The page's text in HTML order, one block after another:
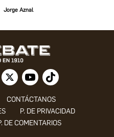
Jorge Aznal
CONTÁCTANOS
P. DE PRIVACIDAD
DE COMENTARIOS